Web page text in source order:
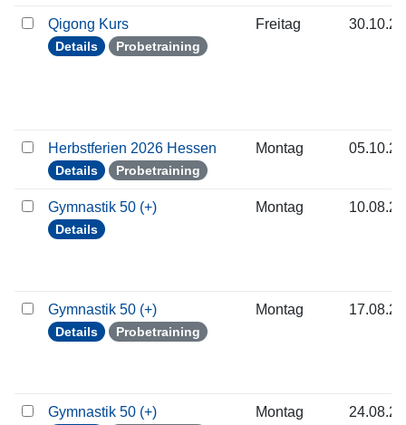
Qigong Kurs
Details Probetraining
Freitag
Herbstferien 2026 Hessen
Details Probetraining
Montag
Gymnastik 50 (+)
Details
Montag
Gymnastik 50 (+)
Details Probetraining
Montag
Gymnastik 50 (+) Montag